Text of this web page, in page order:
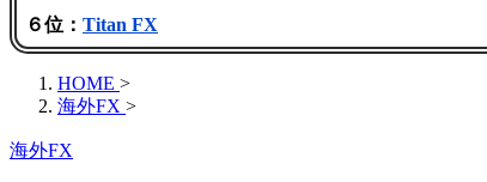
６位： Titan FX
HOME >
海外FX >
海外FX